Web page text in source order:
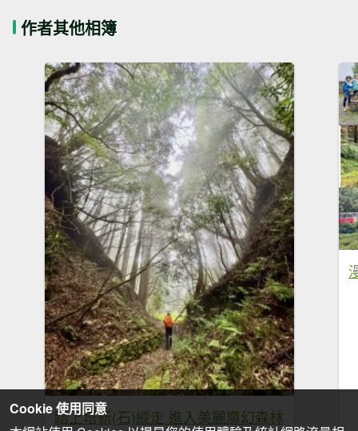
作者其他相簿
踏上塔新(石)縱走 進入美麗魔幻森林
Cookie 使用同意